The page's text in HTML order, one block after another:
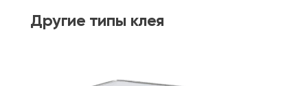
Другие типы клея